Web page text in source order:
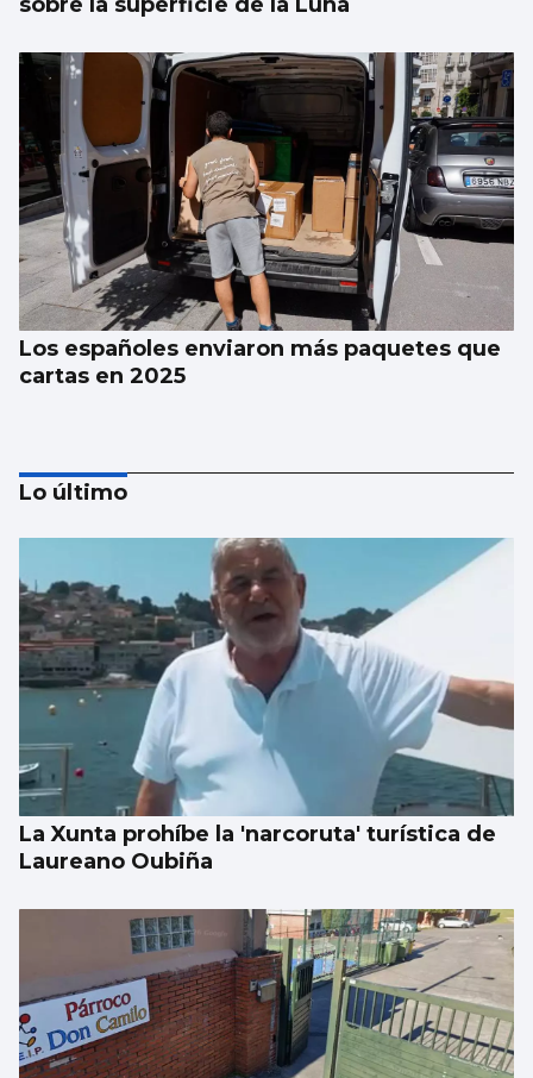
Los españoles enviaron más paquetes que
cartas en 2025
La estadística sugiere que no habrá nubes
el día del eclipse
Lo último
La Xunta prohíbe la 'narcoruta' turística de
Laureano Oubiña